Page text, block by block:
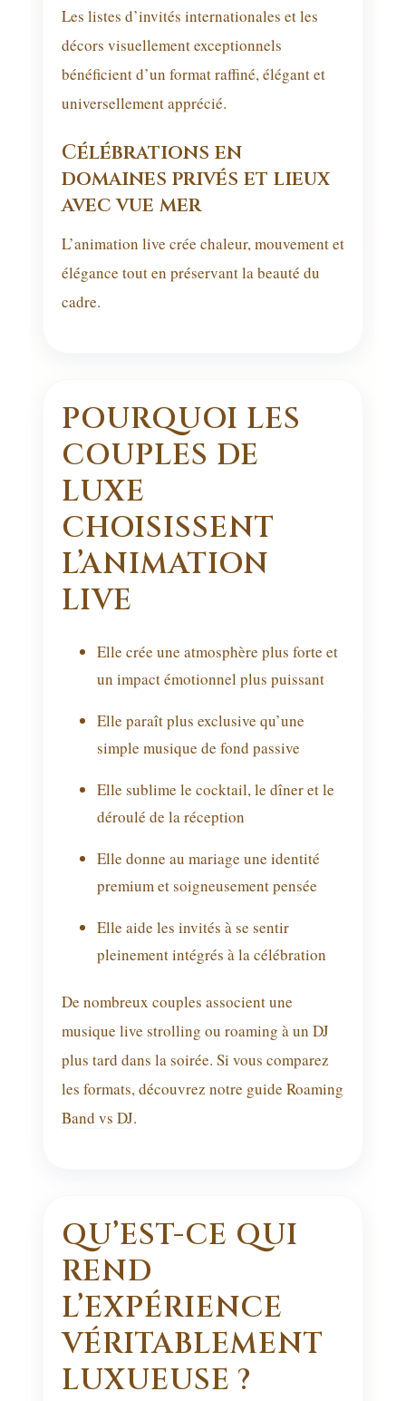
Les listes d’invités internationales et les
décors visuellement exceptionnels
bénéficient d’un format raffiné, élégant et
universellement apprécié.
Célébrations en
domaines privés et lieux
avec vue mer
L’animation live crée chaleur, mouvement et
élégance tout en préservant la beauté du
cadre.
POURQUOI LES
COUPLES DE
LUXE
CHOISISSENT
L’ANIMATION
LIVE
Elle crée une atmosphère plus forte et
un impact émotionnel plus puissant
Elle paraît plus exclusive qu’une
simple musique de fond passive
Elle sublime le cocktail, le dîner et le
déroulé de la réception
Elle donne au mariage une identité
premium et soigneusement pensée
Elle aide les invités à se sentir
pleinement intégrés à la célébration
De nombreux couples associent une
musique live strolling ou roaming à un DJ
plus tard dans la soirée. Si vous comparez
les formats, découvrez notre guide Roaming
Band vs DJ.
QU’EST-CE QUI
REND
L’EXPÉRIENCE
VÉRITABLEMENT
LUXUEUSE ?